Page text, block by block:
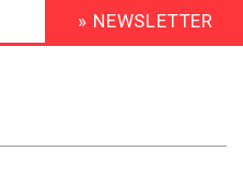
HEADER
MENU
» NEWSLETTER